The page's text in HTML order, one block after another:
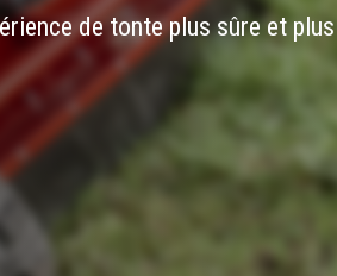
de tonte plus sûre et